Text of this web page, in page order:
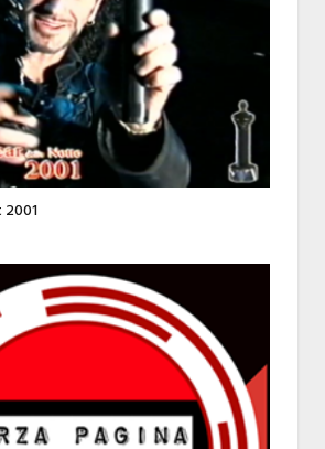
2001